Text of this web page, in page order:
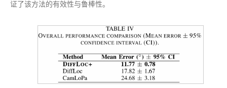
证了该方法的有效性与鲁棒性。